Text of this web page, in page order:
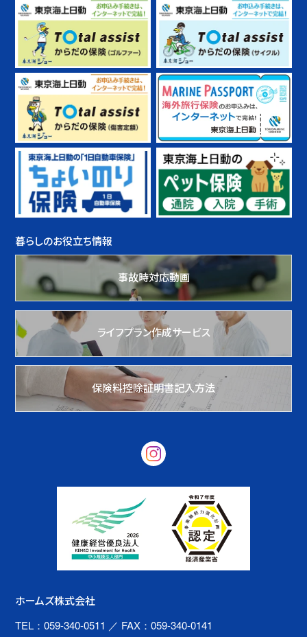
暮らしのお役立ち情報
事故時対応動画
ライフプラン作成サービス
保険料控除証明書記入方法
ホームズ株式会社
TEL：059-340-0511 ／ FAX：059-340-0141